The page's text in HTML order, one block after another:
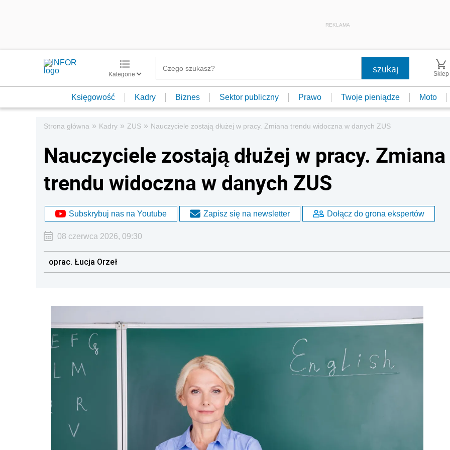
REKLAMA
Kategorie Sklep
Księgowość Kadry Biznes Sektor publiczny Prawo Twoje pieniądze Moto
Strona główna » Kadry » ZUS » Nauczyciele zostają dłużej w pracy. Zmiana trendu widoczna w danych ZUS
Nauczyciele zostają dłużej w pracy. Zmiana
trendu widoczna w danych ZUS
Subskrybuj nas na Youtube Zapisz się na newsletter Dołącz do grona ekspertów
08 czerwca 2026, 09:30
oprac. Łucja Orzeł